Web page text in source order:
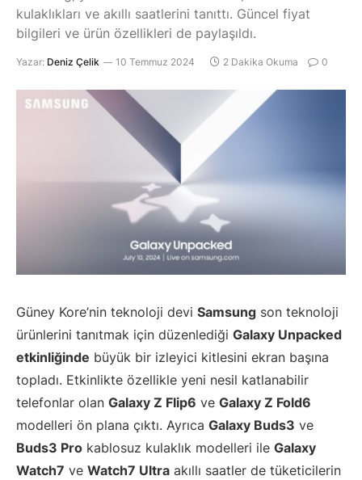
kulaklıkları ve akıllı saatlerini tanıttı. Güncel fiyat
bilgileri ve ürün özellikleri de paylaşıldı.
Yazar: Deniz Çelik 10 Temmuz 2024 2 Dakika Okuma 0
Güney Kore’nin teknoloji devi Samsung son teknoloji
ürünlerini tanıtmak için düzenlediği Galaxy Unpacked
etkinliğinde büyük bir izleyici kitlesini ekran başına
topladı. Etkinlikte özellikle yeni nesil katlanabilir
telefonlar olan Galaxy Z Flip6 ve Galaxy Z Fold6
modelleri ön plana çıktı. Ayrıca Galaxy Buds3 ve
Buds3 Pro kablosuz kulaklık modelleri ile Galaxy
Watch7 ve Watch7 Ultra akıllı saatler de tüketicilerin